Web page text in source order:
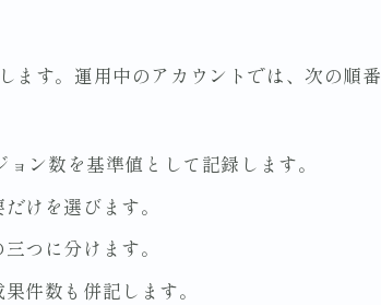
ます。運用中のアカウントでは、次の順番
ン数を基準値として記録します。
けを選びます。
つに分けます。
件数も併記します。